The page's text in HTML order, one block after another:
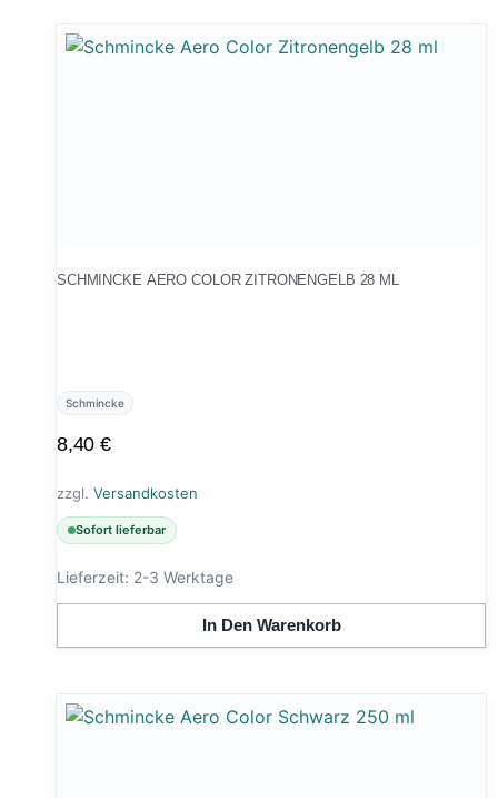
SCHMINCKE AERO COLOR ZITRONENGELB 28 ML
Schmincke
8,40€
zzgl. Versandkosten
Sofort lieferbar
Lieferzeit: 2-3 Werktage
In Den Warenkorb